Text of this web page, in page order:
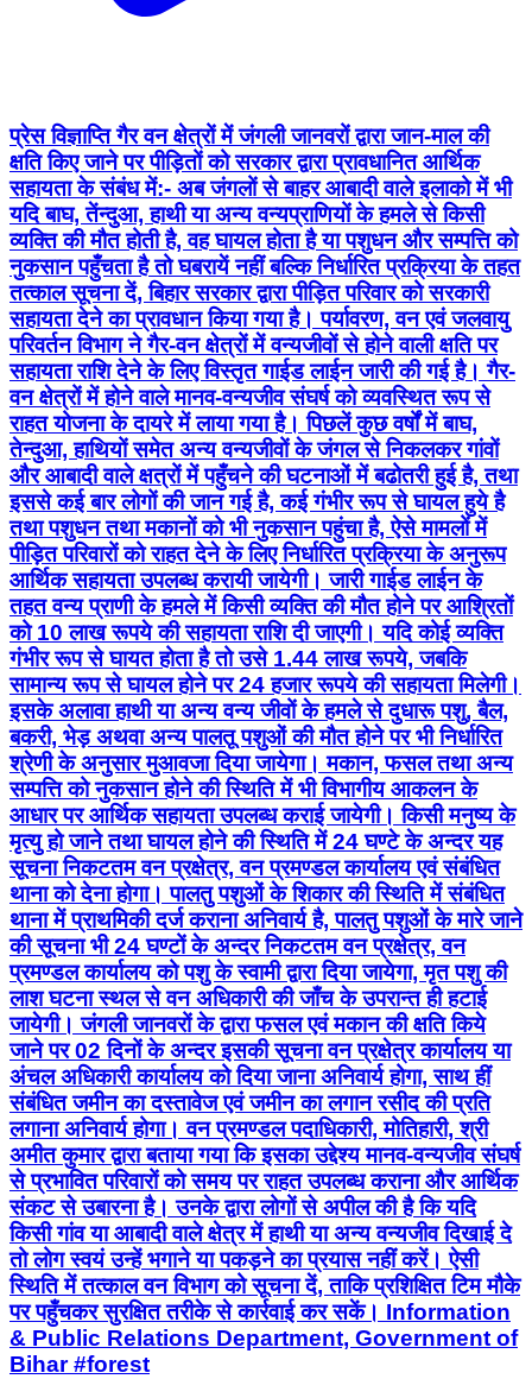
प्रेस विज्ञाप्ति गैर वन क्षेत्रों में जंगली जानवरों द्वारा जान-माल की
क्षति किए जाने पर पीड़ितों को सरकार द्वारा प्रावधानित आर्थिक
सहायता के संबंध में:- अब जंगलों से बाहर आबादी वाले इलाको में भी
यदि बाघ, तेंन्दुआ, हाथी या अन्य वन्यप्राणियों के हमले से किसी
व्यक्ति की मौत होती है, वह घायल होता है या पशुधन और सम्पत्ति को
नुकसान पहुँचता है तो घबरायें नहीं बल्कि निर्धारित प्रक्रिया के तहत
तत्काल सूचना दें, बिहार सरकार द्वारा पीड़ित परिवार को सरकारी
सहायता देने का प्रावधान किया गया है। पर्यावरण, वन एवं जलवायु
परिवर्तन विभाग ने गैर-वन क्षेत्रों में वन्यजीवों से होने वाली क्षति पर
सहायता राशि देने के लिए विस्तृत गाईड लाईन जारी की गई है। गैर-
वन क्षेत्रों में होने वाले मानव-वन्यजीव संघर्ष को व्यवस्थित रूप से
राहत योजना के दायरे में लाया गया है। पिछलें कुछ वर्षों में बाघ,
तेन्दुआ, हाथियों समेत अन्य वन्यजीवों के जंगल से निकलकर गांवों
और आबादी वाले क्षत्रों में पहुँचने की घटनाओं में बढोतरी हुई है, तथा
इससे कई बार लोगों की जान गई है, कई गंभीर रूप से घायल हुये है
तथा पशुधन तथा मकानों को भी नुकसान पहुंचा है, ऐसे मामलों में
पीड़ित परिवारों को राहत देने के लिए निर्धारित प्रक्रिया के अनुरूप
आर्थिक सहायता उपलब्ध करायी जायेगी। जारी गाईड लाईन के
तहत वन्य प्राणी के हमले में किसी व्यक्ति की मौत होने पर आश्रितों
को 10 लाख रूपये की सहायता राशि दी जाएगी। यदि कोई व्यक्ति
गंभीर रूप से घायत होता है तो उसे 1.44 लाख रूपये, जबकि
सामान्य रूप से घायल होने पर 24 हजार रूपये की सहायता मिलेगी।
इसके अलावा हाथी या अन्य वन्य जीवों के हमले से दुधारू पशु, बैल,
बकरी, भेड़ अथवा अन्य पालतू पशुओं की मौत होने पर भी निर्धारित
श्रेणी के अनुसार मुआवजा दिया जायेगा। मकान, फसल तथा अन्य
सम्पत्ति को नुकसान होने की स्थिति में भी विभागीय आकलन के
आधार पर आर्थिक सहायता उपलब्ध कराई जायेगी। किसी मनुष्य के
मृत्यु हो जाने तथा घायल होने की स्थिति में 24 घण्टे के अन्दर यह
सूचना निकटतम वन प्रक्षेत्र, वन प्रमण्डल कार्यालय एवं संबंधित
थाना को देना होगा। पालतु पशुओं के शिकार की स्थिति में संबंधित
थाना में प्राथमिकी दर्ज कराना अनिवार्य है, पालतु पशुओं के मारे जाने
की सूचना भी 24 घण्टों के अन्दर निकटतम वन प्रक्षेत्र, वन
प्रमण्डल कार्यालय को पशु के स्वामी द्वारा दिया जायेगा, मृत पशु की
लाश घटना स्थल से वन अधिकारी की जाँच के उपरान्त ही हटाई
जायेगी। जंगली जानवरों के द्वारा फसल एवं मकान की क्षति किये
जाने पर 02 दिनों के अन्दर इसकी सूचना वन प्रक्षेत्र कार्यालय या
अंचल अधिकारी कार्यालय को दिया जाना अनिवार्य होगा, साथ हीं
संबंधित जमीन का दस्तावेज एवं जमीन का लगान रसीद की प्रति
लगाना अनिवार्य होगा। वन प्रमण्डल पदाधिकारी, मोतिहारी, श्री
अमीत कुमार द्वारा बताया गया कि इसका उद्देश्य मानव-वन्यजीव संघर्ष
से प्रभावित परिवारों को समय पर राहत उपलब्ध कराना और आर्थिक
संकट से उबारना है। उनके द्वारा लोगों से अपील की है कि यदि
किसी गांव या आबादी वाले क्षेत्र में हाथी या अन्य वन्यजीव दिखाई दे
तो लोग स्वयं उन्हें भगाने या पकड़ने का प्रयास नहीं करें। ऐसी
स्थिति में तत्काल वन विभाग को सूचना दें, ताकि प्रशिक्षित टिम मौके
पर पहुँचकर सुरक्षित तरीके से कार्रवाई कर सकें। Information
& Public Relations Department, Government of
Bihar #forest